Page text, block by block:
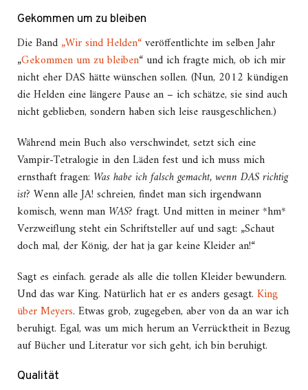
Gekommen um zu bleiben
Die Band„Wir sind Helden“veröffentlichte im selben Jahr
„Gekommen um zu bleiben“ und ich fragte mich, ob ich mir
nicht eher DAS hätte wünschen sollen. (Nun, 2012 kündigen
die Helden eine längere Pause an – ich schätze, sie sind auch
nicht geblieben, sondern haben sich leise rausgeschlichen.)
Während mein Buch also verschwindet, setzt sich eine
Vampir-Tetralogie in den Läden fest und ich muss mich
ernsthaft fragen: Was habe ich falsch gemacht, wenn DAS richtig
ist? Wenn alle JA! schreien, findet man sich irgendwann
komisch, wenn man WAS? fragt. Und mitten in meiner *hm*
Verzweiflung steht ein Schriftsteller auf und sagt: „Schaut
doch mal, der König, der hat ja gar keine Kleider an!“
Sagt es einfach. gerade als alle die tollen Kleider bewundern.
Und das war King. Natürlich hat er es anders gesagt. King
über Meyers. Etwas grob, zugegeben, aber von da an war ich
beruhigt. Egal, was um mich herum an Verrücktheit in Bezug
auf Bücher und Literatur vor sich geht, ich bin beruhigt.
Qualität